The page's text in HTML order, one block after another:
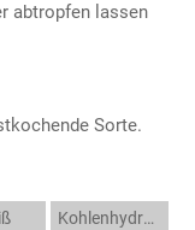
abtropfen lassen
Sorte.
Kohlenhydrate